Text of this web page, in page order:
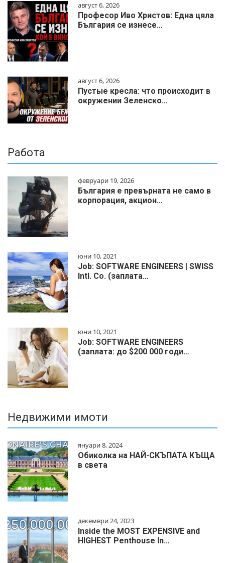
август 6, 2026
Професор Иво Христов: Една цяла
България се изнесе…
август 6, 2026
Пустые кресла: что происходит в
окружении Зеленско…
Работа
февруари 19, 2026
България е превърната не само в
корпорация, акцион…
юни 10, 2021
Job: SOFTWARE ENGINEERS | SWISS
Intl. Co. (заплата…
юни 10, 2021
Job: SOFTWARE ENGINEERS
(заплата: до $200 000 годи…
Недвижими имоти
януари 8, 2024
Обиколка на НАЙ-СКЪПАТА КЪЩА
в света
декември 24, 2023
Inside the MOST EXPENSIVE and
HIGHEST Penthouse In…